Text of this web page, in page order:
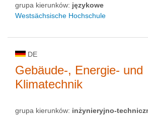
grupa kierunków: językowe
Westsächsische Hochschule
DE
Gebäude-, Energie- und
Klimatechnik
grupa kierunków: inżynieryjno-